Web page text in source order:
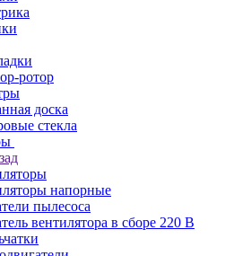
ротор
доска
стекла
напорные
пылесоса
вентилятора в сборе 220 В